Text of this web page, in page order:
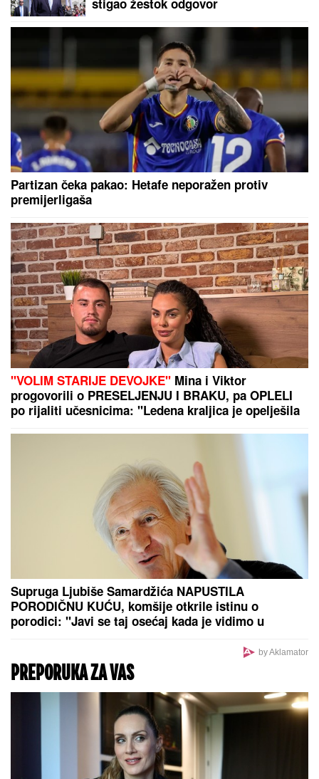
stigao žestok odgovor
Partizan čeka pakao: Hetafe neporažen protiv
premijerligaša
"VOLIM STARIJE DEVOJKE" Mina i Viktor
progovorili o PRESELJENJU I BRAKU, pa OPLELI
po rijaliti učesnicima: "Ledena kraljica je opelješila
Supruga Ljubiše Samardžića NAPUSTILA
PORODIČNU KUĆU, komšije otkrile istinu o
porodici: "Javi se taj osećaj kada je vidimo u
by Aklamator
PREPORUKA ZA VAS